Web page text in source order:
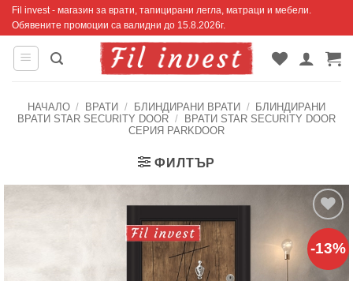
Skip
content
Fil invest - магазин за врати, тапицирани легла, матраци и мебели.
Обявените промоции са валидни до 15.8.2026г.
НАЧАЛО / ВРАТИ / БЛИНДИРАНИ ВРАТИ /
БЛИНДИРАНИ
ВРАТИ STAR SECURITY DOOR /
ВРАТИ STAR SECURITY DOOR
СЕРИЯ PARKDOOR
ФИЛТЪР
-13%
Добавяне
към
списъка с